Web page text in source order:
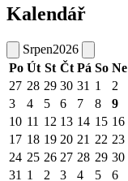
Kalendář
Srpen2026
Po Út St Čt Pá So Ne
27 28 29 30 31 1
2
3
4 5 6 7 8
9
10 11 12 13 14 15 16
17 18 19 20 21 22 23
24 25 26 27 28 29 30
31 1 2 3 4 5 6